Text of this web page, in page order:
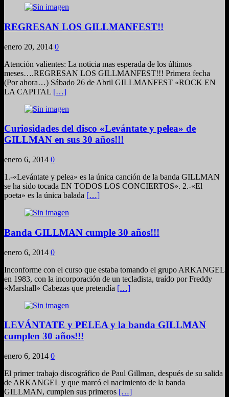
REGRESAN LOS GILLMANFEST!!
enero 20, 2014 0
Atención valientes: La noticia mas esperada de los últimos
meses….REGRESAN LOS GILLMANFEST!!! Primera fecha
(Por ahora…) Sábado 26 de Abril GILLMANFEST «ROCK EN
LA CAPITAL […]
Curiosidades del disco «Levántate y pelea» de
GILLMAN en sus 30 años!!!
enero 6, 2014 0
1.-«Levántate y pelea» es la única canción de la banda GILLMAN
se ha sido tocada EN TODOS LOS CONCIERTOS». 2.-«El
poeta» es la única balada […]
Banda GILLMAN cumple 30 años!!!
enero 6, 2014 0
Inconforme con el curso que estaba tomando el grupo ARKANGEL
en 1983, con la incorporación de un tecladista, traído por Freddy
«Marshall» Cabezas que pretendía […]
LEVÁNTATE y PELEA y la banda GILLMAN
cumplen 30 años!!!
enero 6, 2014 0
El primer trabajo discográfico de Paul Gillman, después de su salida
de ARKANGEL y que marcó el nacimiento de la banda
GILLMAN, cumplen sus primeros […]